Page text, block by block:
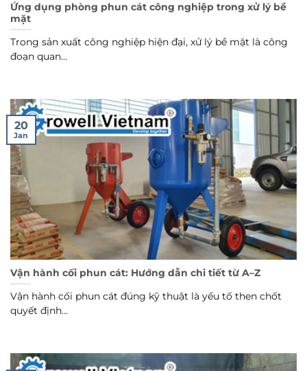
Ứng dụng phòng phun cát công nghiệp trong xử lý bề
mặt
Trong sản xuất công nghiệp hiện đại, xử lý bề mặt là công
đoạn quan...
Vận hành cối phun cát: Hướng dẫn chi tiết từ A–Z
Vận hành cối phun cát đúng kỹ thuật là yếu tố then chốt
quyết định...
20
Jan